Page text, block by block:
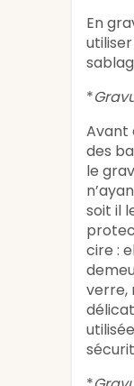
En
*
Avant
des
le
soit il
cire :
verre,